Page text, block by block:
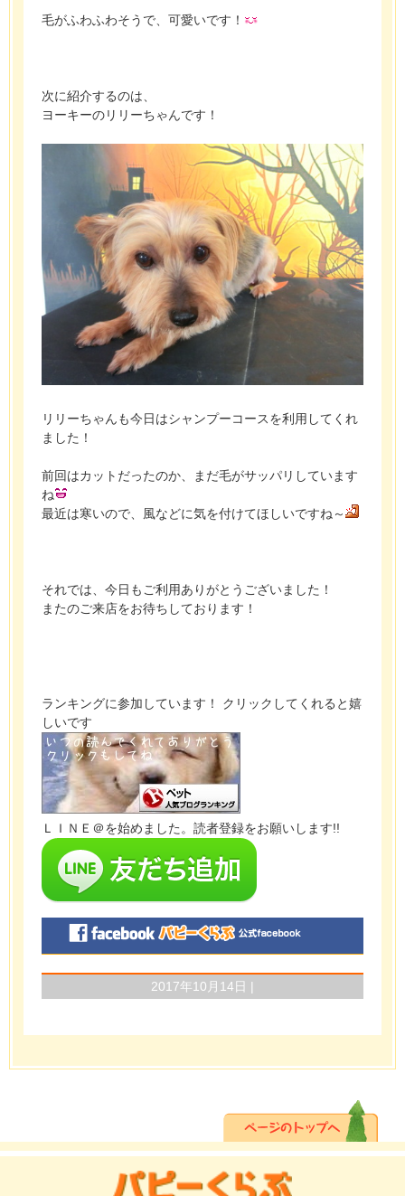
毛がふわふわそうで、可愛いです！
次に紹介するのは、
ヨーキーのリリーちゃんです！
リリーちゃんも今日はシャンプーコースを利用してくれ
ました！
前回はカットだったのか、まだ毛がサッパリしています
ね
最近は寒いので、風などに気を付けてほしいですね～
それでは、今日もご利用ありがとうございました！
またのご来店をお待ちしております！
ランキングに参加しています！ クリックしてくれると嬉
しいです
ＬＩＮＥ＠を始めました。読者登録をお願いします!!
2017年10月14日 |